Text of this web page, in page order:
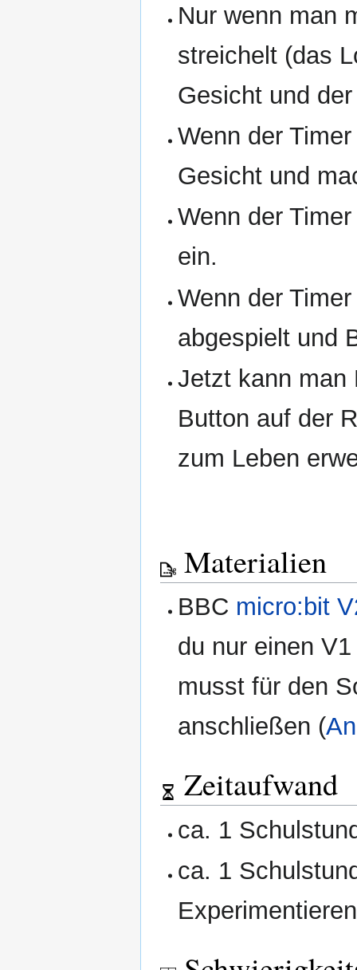
Nur wenn man
streichelt (das
Gesicht und
Wenn der
Gesicht und
Wenn der
ein.
Wenn der
abgespielt und
Jetzt kann man
Button auf der
zum Leben
Materialien
BBC micro:bit
du nur einen
musst für den
anschließen (
Zeitaufwand
ca. 1
ca. 1
Experimentieren